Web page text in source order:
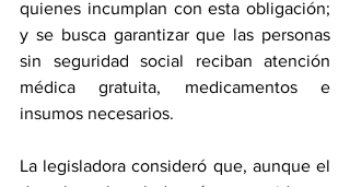
quienes incumplan con esta obligación;
y se busca garantizar que las personas
sin seguridad social reciban atención
médica gratuita, medicamentos e
insumos necesarios.
La legisladora consideró que, aunque el